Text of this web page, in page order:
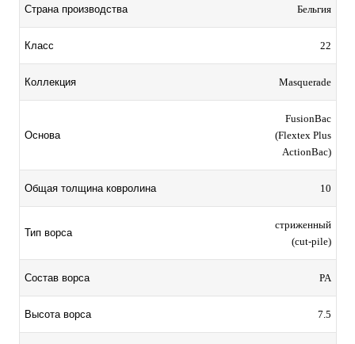
Страна производства Бельгия
Класс 22
Коллекция Masquerade
Основа
FusionBac
(Flextex Plus
ActionBac)
Общая толщина ковролина 10
Тип ворса
стриженный
(cut-pile)
Состав ворса PA
Высота ворса 7.5